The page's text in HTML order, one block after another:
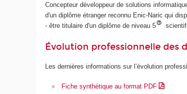
Concepteur développeur de solutions
d'un diplôme étranger reconnu Enic-Naric qui
- être titulaire d'un diplôme de niveau 5
Évolution professionnelle des
Les dernières informations sur l’évolution
Fiche synthétique au format PDF